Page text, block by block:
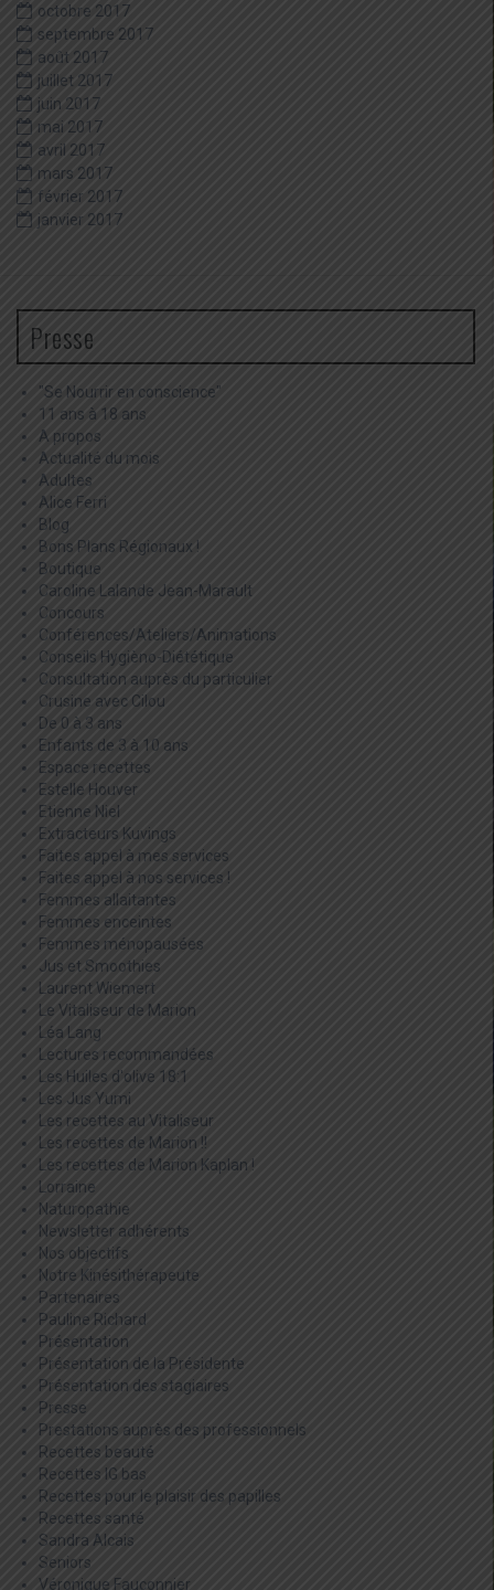
octobre 2017
septembre 2017
août 2017
juillet 2017
juin 2017
mai 2017
avril 2017
mars 2017
février 2017
janvier 2017
Presse
"Se Nourrir en conscience"
11 ans à 18 ans
A propos
Actualité du mois
Adultes
Alice Ferri
Blog
Bons Plans Régionaux !
Boutique
Caroline Lalande Jean-Marault
Concours
Conférences/Ateliers/Animations
Conseils Hygièno-Diététique
Consultation auprès du particulier
Crusine avec Cilou
De 0 à 3 ans
Enfants de 3 à 10 ans
Espace recettes
Estelle Houver
Etienne Niel
Extracteurs Kuvings
Faites appel à mes services
Faites appel à nos services !
Femmes allaitantes
Femmes enceintes
Femmes ménopausées
Jus et Smoothies
Laurent Wiemert
Le Vitaliseur de Marion
Léa Lang
Lectures recommandées
Les Huiles d'olive 18:1
Les Jus Yumi
Les recettes au Vitaliseur
Les recettes de Marion !!
Les recettes de Marion Kaplan !
Lorraine
Naturopathie
Newsletter adhérents
Nos objectifs
Notre Kinésithérapeute
Partenaires
Pauline Richard
Présentation
Présentation de la Présidente
Présentation des stagiaires
Presse
Prestations auprès des professionnels
Recettes beauté
Recettes IG bas
Recettes pour le plaisir des papilles
Recettes santé
Sandra Alcais
Seniors
Véronique Fauconnier